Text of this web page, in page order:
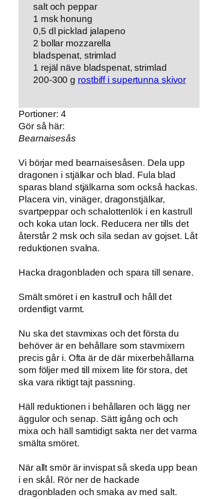
salt och peppar
1 msk honung
0,5 dl picklad jalapeno
2 bollar mozzarella
bladspenat, strimlad
1 rejäl näve bladspenat, strimlad
200-300 g rostbiff i supertunna skivor
Portioner: 4
Gör så här:
Bearnaisesås
Vi börjar med bearnaisesåsen. Dela upp
dragonen i stjälkar och blad. Fula blad
sparas bland stjälkarna som också hackas.
Placera vin, vinäger, dragonstjälkar,
svartpeppar och schalottenlök i en kastrull
och koka utan lock. Reducera ner tills det
återstår 2 msk och sila sedan av gojset. Låt
reduktionen svalna.
Hacka dragonbladen och spara till senare.
Smält smöret i en kastrull och håll det
ordentligt varmt.
Nu ska det stavmixas och det första du
behöver är en behållare som stavmixern
precis går i. Ofta är de där mixerbehållarna
som följer med till mixern lite för stora, det
ska vara riktigt tajt passning.
Häll reduktionen i behållaren och lägg ner
äggulor och senap. Sätt igång och och
mixa och häll samtidigt sakta ner det varma
smälta smöret.
När allt smör är invispat så skeda upp bean
i en skål. Rör ner de hackade
dragonbladen och smaka av med salt.